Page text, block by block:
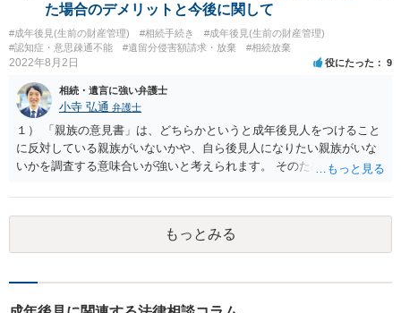
た場合のデメリットと今後に関して
#成年後見(生前の財産管理) #相続手続き
#成年後見(生前の財産管理)
#認知症・意思疎通不能
#遺留分侵害額請求・放棄 #相続放棄
2022年8月2日 役にたった 9
相続・遺言に強い弁護士
小寺 弘通 弁護士
１） 「親族の意見書」は、どちらかというと成年後見人をつけること
に反対している親族がいないかや、自ら後見人になりたい親族がいな
いかを調査する意味合いが強いと考えられます。 そのため、ご相談の
す。 ２） 場合によっては、介護や被後見人の財産の処分等に関して、
後見人から相談があることも考えられます。 また、お祖母さんがお亡
くなりになった場合、相続人となる可能性がありますが、 その場合は
相続放棄されれば問題ありません。 ３） 完全に拒否する方法はないか
としても、関わりを拒否している親族にあえて連絡をしてくる可能性
もっとみる